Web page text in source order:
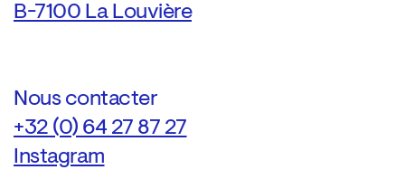
B-7100 La Louvière
Nous contacter
+32 (0) 64 27 87 27
Instagram